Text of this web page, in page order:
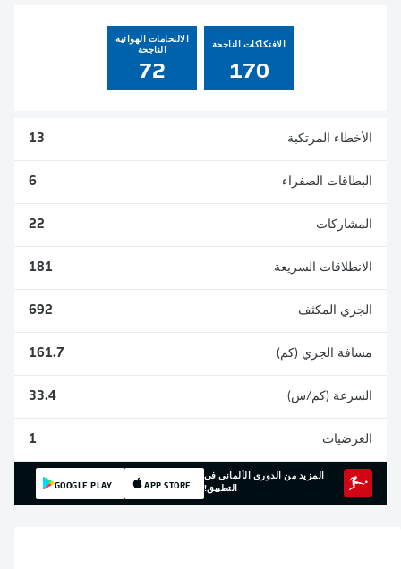
الافتكاكات الناجحة
170
الالتحامات الهوائية
الناجحة
72
الأخطاء المرتكبة
البطاقات الصفراء
المشاركات
الانطلاقات السريعة 181
الجري المكثف 692
مسافة الجري (كم) 161.7
السرعة (كم/س) 33.4
العرضيات
المزيد من الدوري الألماني في
التطبيق!
APP STORE
GOOGLE PLAY